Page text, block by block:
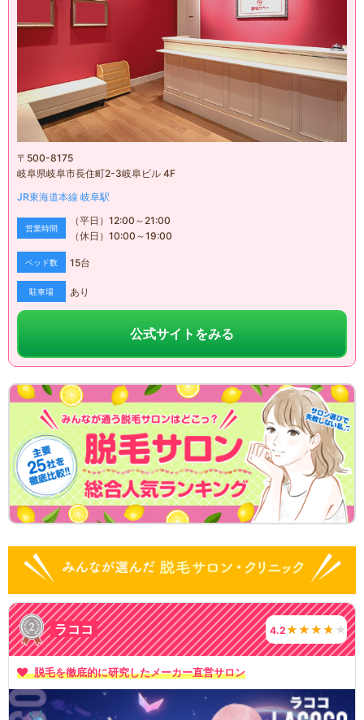
〒 500-8175
岐阜県岐阜市長住町2-3岐阜ビル 4F
JR東海道本線 岐阜駅
営業時間
（平日） 12:00 ～21:00
（休日） 10:00 ～19:00
ベッド数 15台
駐車場 あり
公式サイトをみる
ラココ 4.2
脱毛を徹底的に研究したメーカー直営サロン